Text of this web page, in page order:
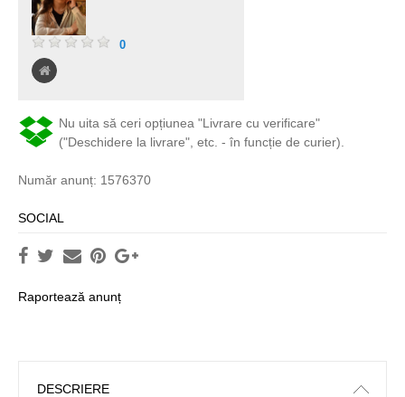
0
Nu uita să ceri opțiunea "Livrare cu verificare"
("Deschidere la livrare", etc. - în funcție de curier).
Număr anunț: 1576370
SOCIAL
Raportează anunț
DESCRIERE